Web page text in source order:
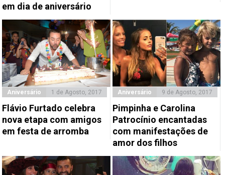
em dia de aniversário
Aniversário 1 de Agosto, 2017
Flávio Furtado celebra
nova etapa com amigos
em festa de arromba
Aniversário 9 de Agosto, 2017
Pimpinha e Carolina
Patrocínio encantadas
com manifestações de
amor dos filhos